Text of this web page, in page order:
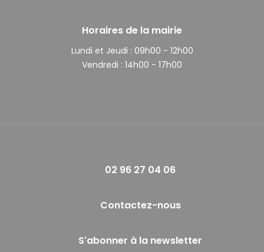
Horaires de la mairie
Lundi et Jeudi : 09h00 - 12h00
Vendredi : 14h00 - 17h00
02 96 27 04 06
Contactez-nous
S'abonner à la newsletter